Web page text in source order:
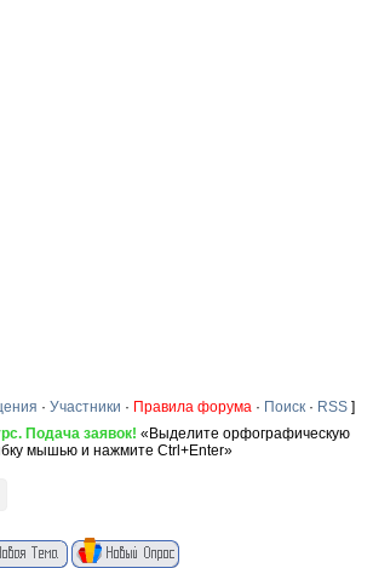
· Участники · Правила форума · Поиск · RSS ]
Подача заявок! «Выделите орфографическую
мышью и нажмите Ctrl+Enter»